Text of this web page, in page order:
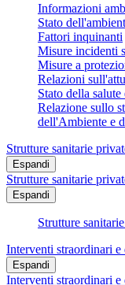
Informazioni
Stato
Fattori inquinanti
Misure incidenti
Misure a
Relazioni
Stato della
Relazione sullo
dell'Ambiente e
Strutture sanitarie
Espandi
Strutture sanitarie
Espandi
Strutture
Interventi straordinari e
Espandi
Interventi straordinari e